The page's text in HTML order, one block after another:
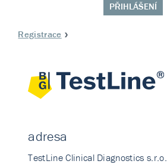
PŘIHLÁŠENÍ
Registrace
adresa
TestLine Clinical Diagnostics s.r.o.